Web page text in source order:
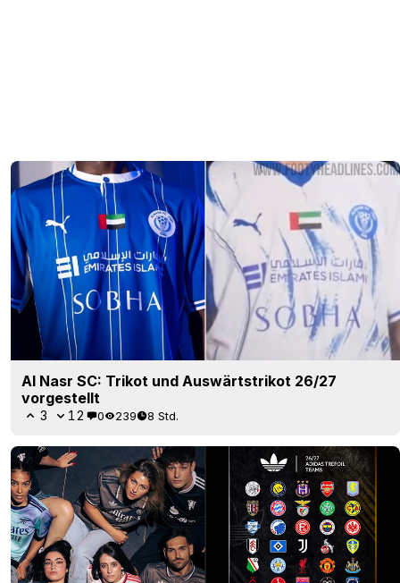
Al Nasr SC: Trikot und Auswärtstrikot 26/27
vorgestellt
3 12 0 239 8 Std.